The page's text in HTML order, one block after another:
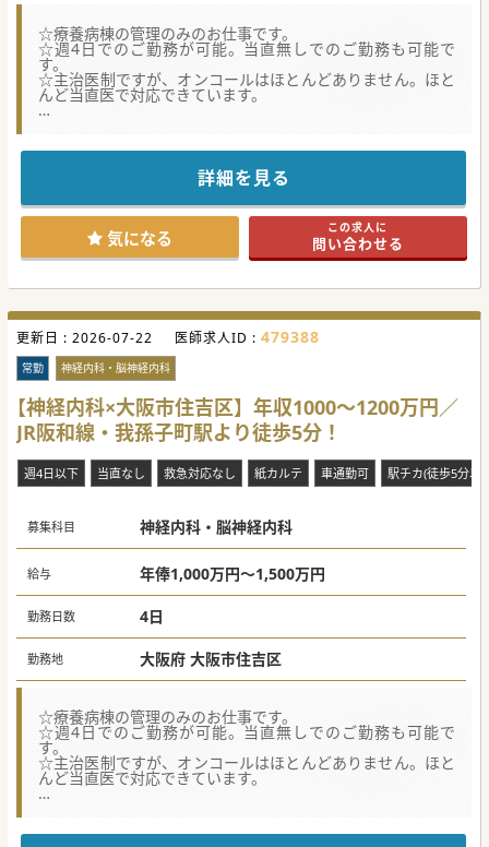
☆療養病棟の管理のみのお仕事です。
☆週4日でのご勤務が可能。当直無しでのご勤務も可能で
す。
☆主治医制ですが、オンコールはほとんどありません。ほと
んど当直医で対応できています。
福利厚生が充実しており、借り上げ社宅、赴任手当も相談可
通常の有給とは別に、特別有給の取得も可能で、年間14日間
付与されます。
当直、オンコール無しの勤務も可能なので、家庭と仕事の両
立が可能です。
是非ともご応募ください。
詳細を見る
気になる この求人に
問い合わせる
更新日 : 2026-07-22 医師求人ID : 479388
常勤 神経内科・脳神経内科
【神経内科×大阪市住吉区】年収1000～1200万円／
JR阪和線・我孫子町駅より徒歩5分！
週4日以下 当直なし 救急対応なし 紙カルテ 車通勤可 駅チカ(徒歩5分以
募集科目 神経内科・脳神経内科
給与 年俸1,000万円～1,500万円
勤務日数 4日
勤務地 大阪府 大阪市住吉区
☆療養病棟の管理のみのお仕事です。
☆週4日でのご勤務が可能。当直無しでのご勤務も可能で
す。
☆主治医制ですが、オンコールはほとんどありません。ほと
んど当直医で対応できています。
福利厚生が充実しており、借り上げ社宅、赴任手当も相談可